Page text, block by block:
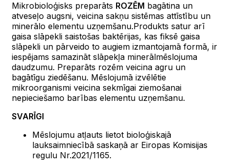
Mikrobioloģisks preparāts ROZĒM bagātina un
atveseļo augsni, veicina sakņu sistēmas attīstību un
minerālo elementu uzņemšanu.Produkts satur arī
gaisa slāpekli saistošas baktērijas, kas fiksē gaisa
slāpekli un pārveido to augiem izmantojamā formā, ir
iespējams samazināt slāpekļa minerālmēslojuma
daudzumu. Preparāts rozēm veicina agru un
bagātīgu ziedēšanu. Mēslojumā izvēlētie
mikroorganismi veicina sekmīgai ziemošanai
nepieciešamo barības elementu uzņemšanu.
SVARĪGI
Mēslojumu atļauts lietot bioloģiskajā
lauksaimniecībā saskaņā ar Eiropas Komisijas
regulu Nr.2021/1165.